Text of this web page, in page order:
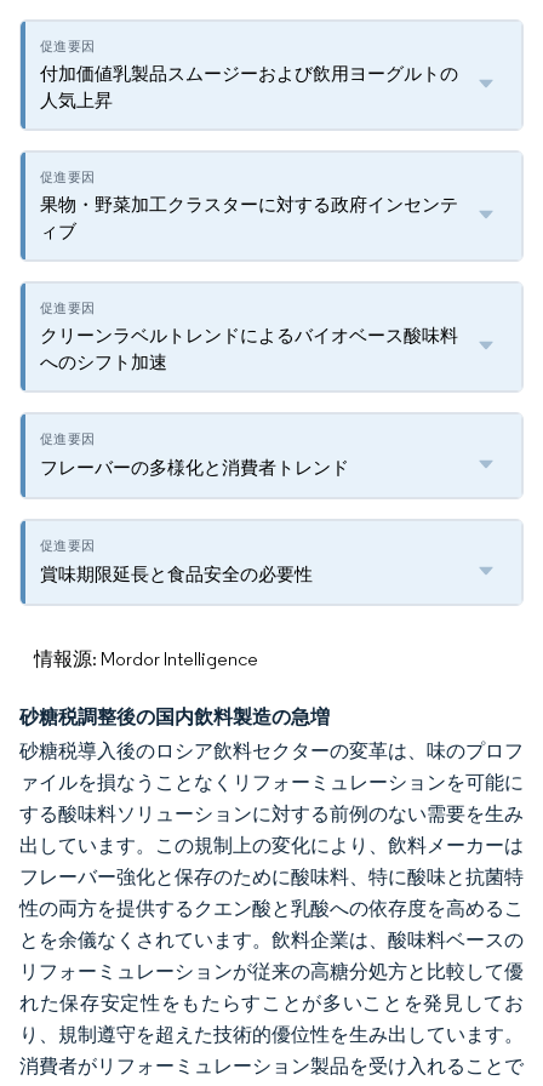
付加価値乳製品スムージーおよび飲用ヨーグルトの
人気上昇
果物・野菜加工クラスターに対する政府インセンテ
ィブ
クリーンラベルトレンドによるバイオベース酸味料
へのシフト加速
フレーバーの多様化と消費者トレンド
賞味期限延長と食品安全の必要性
情報源: Mordor Intelligence
砂糖税調整後の国内飲料製造の急増
砂糖税導入後のロシア飲料セクターの変革は、味のプロフ
ァイルを損なうことなくリフォーミュレーションを可能に
する酸味料ソリューションに対する前例のない需要を生み
出しています。この規制上の変化により、飲料メーカーは
フレーバー強化と保存のために酸味料、特に酸味と抗菌特
性の両方を提供するクエン酸と乳酸への依存度を高めるこ
とを余儀なくされています。飲料企業は、酸味料ベースの
リフォーミュレーションが従来の高糖分処方と比較して優
れた保存安定性をもたらすことが多いことを発見してお
り、規制遵守を超えた技術的優位性を生み出しています。
消費者がリフォーミュレーション製品を受け入れることで